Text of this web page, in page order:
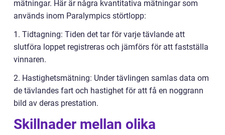
mätningar. Här är några kvantitativa mätningar som
används inom Paralympics störtlopp:
1. Tidtagning: Tiden det tar för varje tävlande att
slutföra loppet registreras och jämförs för att fastställa
vinnaren.
2. Hastighetsmätning: Under tävlingen samlas data om
de tävlandes fart och hastighet för att få en noggrann
bild av deras prestation.
Skillnader mellan olika